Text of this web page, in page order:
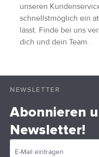
unseren
schnellstmöglich ein
lässt. Finde bei uns
dich und dein Team.
NEWSLETTER
Abonnieren
Newsletter!